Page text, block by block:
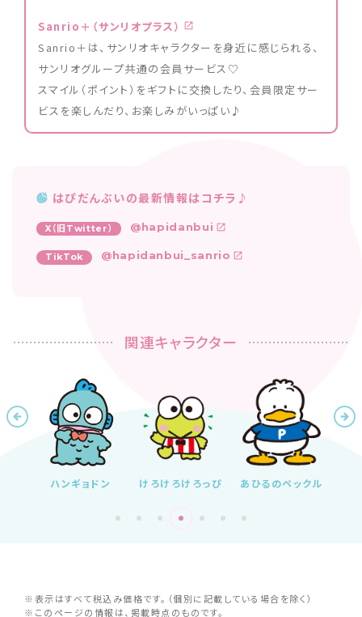
Sanrio＋（サンリオプラス）
Sanrio＋は、サンリオキャラクターを身近に感じられる、
サンリオグループ共通の会員サービス♡
スマイル（ポイント）をギフトに交換したり、会員限定サー
ビスを楽しんだり、お楽しみがいっぱい♪
はぴだんぶいの最新情報はコチラ♪
X（旧Twitter） @hapidanbui
TikTok @hapidanbui_sanrio
関連キャラクター
けろけろけろっぴ あひるのペックル バッドばつ丸
※表示はすべて税込み価格です。（個別に記載している場合を除く）
※このページの情報は、掲載時点のものです。